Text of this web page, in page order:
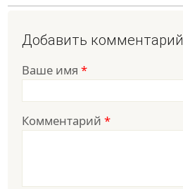
Добавить комментарий
Ваше имя *
Комментарий *